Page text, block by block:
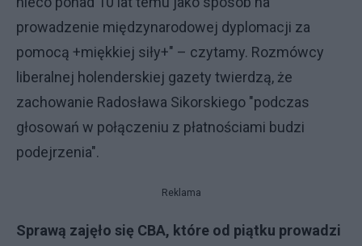
prowadzenie międzynarodowej dyplomacji za
pomocą +miękkiej siły+" – czytamy. Rozmówcy
liberalnej holenderskiej gazety twierdzą, że
zachowanie Radosława Sikorskiego "podczas
głosowań w połączeniu z płatnościami budzi
podejrzenia".
Reklama
Sprawą zajęło się CBA, które od piątku prowadzi